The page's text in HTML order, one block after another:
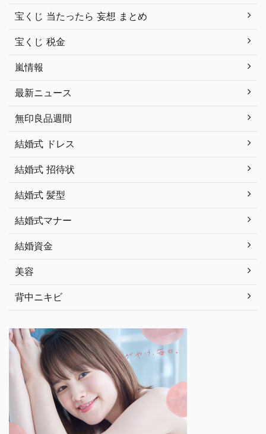
宝くじ 当たったら 妄想 まとめ
宝くじ 税金
嵐情報
最新ニュース
無印良品週間
結婚式 ドレス
結婚式 招待状
結婚式 髪型
結婚式マナー
結婚資金
美容
背中ニキビ